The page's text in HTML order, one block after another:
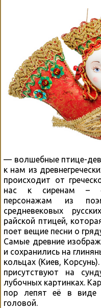
— волшебные птице-
к нам из
происходит от
нас к сиренам –
персонажам из
средневековых
райской птицей,
поет вещие песни о
Самые древние
и сохранились на
кольцах (Киев,
присутствуют на
лубочных картинках.
пор лепят её в виде
головой.